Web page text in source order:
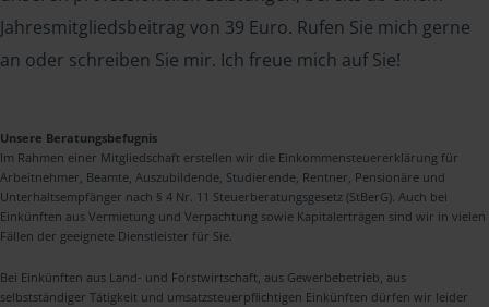
Jahresmitgliedsbeitrag von 39 Euro. Rufen Sie mich gerne
an oder schreiben Sie mir. Ich freue mich auf Sie!
Unsere Beratungsbefugnis
Im Rahmen einer Mitgliedschaft erstellen wir die Einkommensteuererklärung für
Arbeitnehmer, Beamte, Auszubildende, Studierende, Rentner, Pensionäre und
Unterhaltsempfänger nach § 4 Nr. 11 Steuerberatungsgesetz (StBerG). Auch bei
Einkünften aus Vermietung und Verpachtung sowie Kapitalerträgen sind wir in vielen
Fällen der geeignete Dienstleister für Sie.
Bei Einkünften aus Land- und Forstwirtschaft, aus Gewerbebetrieb, aus
selbstständiger Tätigkeit und umsatzsteuerpflichtigen Einkünften dürfen wir leider